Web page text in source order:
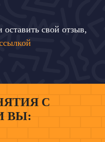
свой отзыв,
С
ВЫ: